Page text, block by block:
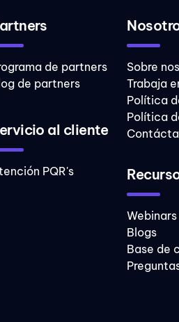
de partners
de partners
al cliente
PQR's
Sobre
Trabaja
Política
Política
Webinars
Blogs
Base de